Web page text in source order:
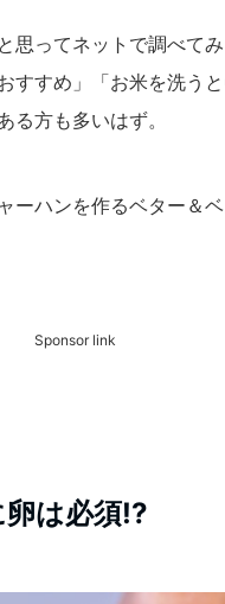
思ってネットで調べて
すすめ」「お米を洗う
る方も多いはず。
ーハンを作るベター＆
Sponsor link
は必須!?